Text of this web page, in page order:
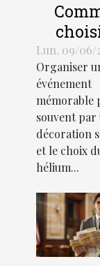
taille
design
ballon
pour
Lun. 09/06/
Organiser
événement
mémorable
souvent par
décoration
et le choix
hélium...